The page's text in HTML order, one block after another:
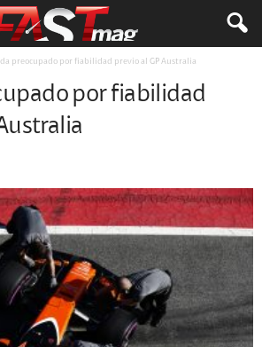
preocupado por fiabilidad previo al GP Australia
por fiabilidad